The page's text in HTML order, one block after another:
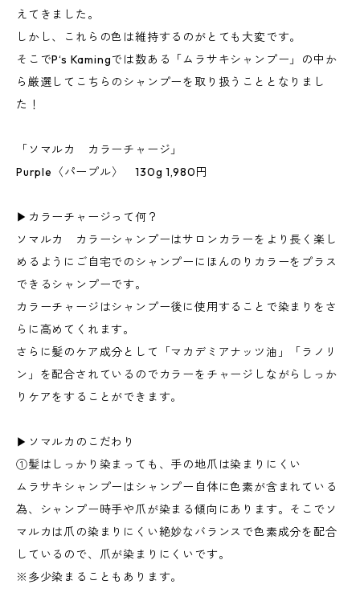
えてきました。
しかし、これらの色は維持するのがとても大変です。
そこでP‘s Kamingでは数ある「ムラサキシャンプー」の中か
ら厳選してこちらのシャンプーを取り扱うこととなりまし
た！
「ソマルカ カラーチャージ」
Purple〈パープル〉 130g 1,980円
▶︎カラーチャージって何？
ソマルカ カラーシャンプーはサロンカラーをより長く楽し
めるようにご自宅でのシャンプーにほんのりカラーをプラス
できるシャンプーです。
カラーチャージはシャンプー後に使用することで染まりをさ
らに高めてくれます。
さらに髪のケア成分として「マカデミアナッツ油」「ラノリ
ン」を配合されているのでカラーをチャージしながらしっか
りケアをすることができます。
▶︎ソマルカのこだわり
①髪はしっかり染まっても、手の地爪は染まりにくい
ムラサキシャンプーはシャンプー自体に色素が含まれている
為、シャンプー時手や爪が染まる傾向にあります。そこでソ
マルカは爪の染まりにくい絶妙なバランスで色素成分を配合
しているので、爪が染まりにくいです。
※多少染まることもあります。